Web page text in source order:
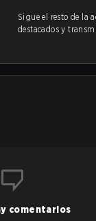
Sigue el resto de la
destacados y
comentarios